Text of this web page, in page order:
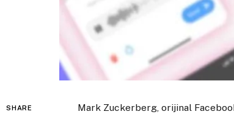
SHARE
Mark Zuckerberg, orijinal